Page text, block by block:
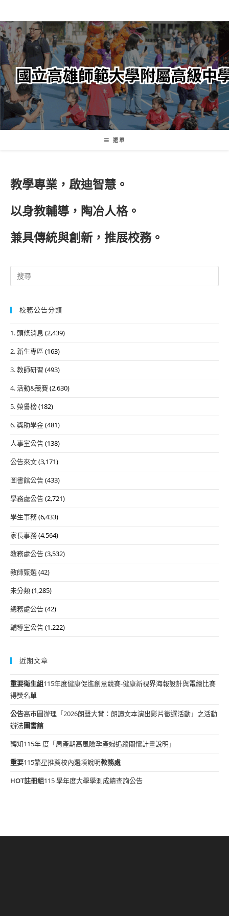
轉
至
主
內
容
選單
教學專業，啟迪智慧。
以身教輔導，陶冶人格。
兼具傳統與創新，推展校務。
Search
for:
校務公告分類
1. 頭條消息 (2,439)
2. 新生專區 (163)
3. 教師研習 (493)
4. 活動&競賽(2,630)
5. 榮譽榜(182)
6. 獎助學金(481)
人事室公告(138)
公告來文(3,171)
圖書館公告(433)
學務處公告(2,721)
學生事務(6,433)
家長事務(4,564)
教務處公告(3,532)
教師甄選(42)
未分類(1,285)
總務處公告(42)
輔導室公告(1,222)
近期文章
重要衛生組115年度健康促進創意競賽-健康新視界海報設計與電繪比賽
得獎名單
公告高市圖辦理「2026朗聲大賞：朗讀文本演出影片徵選活動」之活動
辦法圖書館
轉知115年 度「周產期高風險孕產婦追蹤關懷計畫說明」
重要115繁星推薦校內選填說明教務處
HOT註冊組115 學年度大學學測成績查詢公告